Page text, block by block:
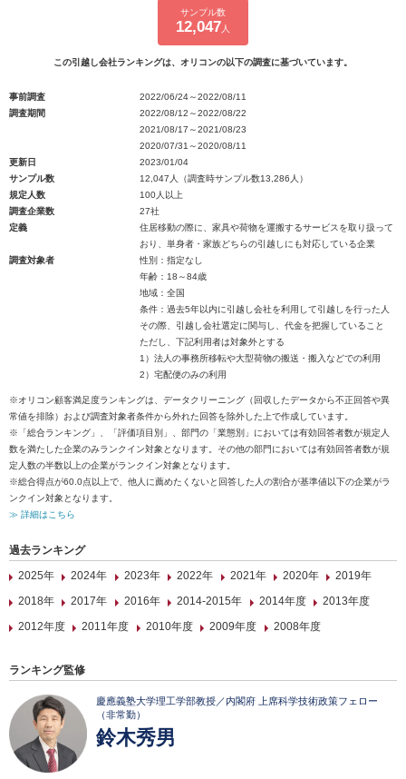
サンプル数
12,047 人
この引越し会社ランキングは、オリコンの以下の調査に基づいています。
事前調査
2022/06/24～2022/08/11
調査期間
2022/08/12～2022/08/22
2021/08/17～2021/08/23
2020/07/31～2020/08/11
更新日
2023/01/04
サンプル数
12,047人（調査時サンプル数13,286人）
規定人数
100人以上
調査企業数
27社
定義
住居移動の際に、家具や荷物を運搬するサービスを取り扱って
おり、単身者・家族どちらの引越しにも対応している企業
調査対象者
性別：指定なし
年齢：18～84歳
地域：全国
条件：過去5年以内に引越し会社を利用して引越しを行った人
その際、引越し会社選定に関与し、代金を把握していること
ただし、下記利用者は対象外とする
1）法人の事務所移転や大型荷物の搬送・搬入などでの利用
2）宅配便のみの利用
※オリコン顧客満足度ランキングは、データクリーニング（回収したデータから不正回答や異
常値を排除）および調査対象者条件から外れた回答を除外した上で作成しています。
※「総合ランキング」、「評価項目別」、部門の「業態別」においては有効回答者数が規定人
数を満たした企業のみランクイン対象となります。その他の部門においては有効回答者数が規
定人数の半数以上の企業がランクイン対象となります。
※総合得点が60.0点以上で、他人に薦めたくないと回答した人の割合が基準値以下の企業がラ
ンクイン対象となります。
≫ 詳細はこちら
過去ランキング
2025年
2024年 2023年 2022年 2021年 2020年
2019年
2018年
2017年 2016年 2014-2015年 2014年度
2013年度
2012年度
2011年度 2010年度 2009年度 2008年度
ランキング監修
慶應義塾大学理工学部教授／内閣府 上席科学技術政策フェロー
（非常勤）
鈴木秀男